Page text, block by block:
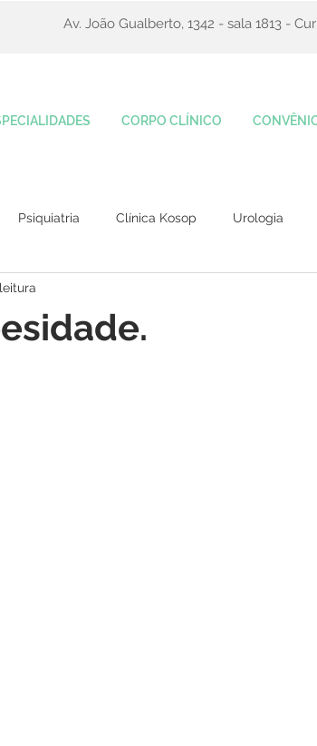
Av. João Gualberto, 1342 - sala 1813 -
Psiquiatria Clínica Kosop Urologia
CORPO CLÍNICO